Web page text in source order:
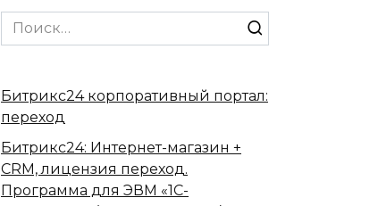
Search
for:
Битрикс24 корпоративный портал:
переход
Битрикс24: Интернет-магазин +
CRM, лицензия переход.
Программа для ЭВМ «1С-